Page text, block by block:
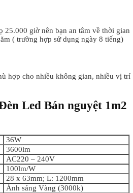
25.000 giờ nên bạn an tâm về thời gian
( trường hợp sử dụng ngày 8 tiếng)
hợp cho nhiều không gian, nhiều vị trí
Led Bán nguyệt 1m2
36W
3600lm
AC220 – 240V
100lm/W
28 x 63mm; L: 1200mm
Ánh sáng Vàng (3000k)